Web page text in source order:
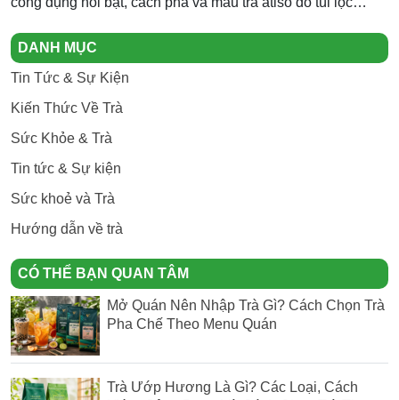
DANH MỤC
Tin Tức & Sự Kiện
Kiến Thức Về Trà
Sức Khỏe & Trà
Tin tức & Sự kiện
Sức khoẻ và Trà
Hướng dẫn về trà
CÓ THỂ BẠN QUAN TÂM
Mở Quán Nên Nhập Trà Gì? Cách Chọn Trà
Pha Chế Theo Menu Quán
Trà Ướp Hương Là Gì? Các Loại, Cách